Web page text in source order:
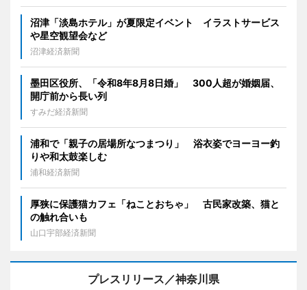
沼津「淡島ホテル」が夏限定イベント イラストサービス
や星空観望会など
沼津経済新聞
墨田区役所、「令和8年8月8日婚」 300人超が婚姻届、
開庁前から長い列
すみだ経済新聞
浦和で「親子の居場所なつまつり」 浴衣姿でヨーヨー釣
りや和太鼓楽しむ
浦和経済新聞
厚狭に保護猫カフェ「ねことおちゃ」 古民家改築、猫と
の触れ合いも
山口宇部経済新聞
プレスリリース／神奈川県